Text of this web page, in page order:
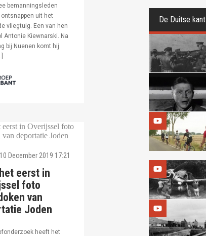
bemanningsleden
uit het
vliegtuig. Een van hen
Antonie Kiewnarski. Na
bij Nuenen komt hij
December 2019 17:21
eerst in
foto
van
Joden
heeft het
De Duitse kant